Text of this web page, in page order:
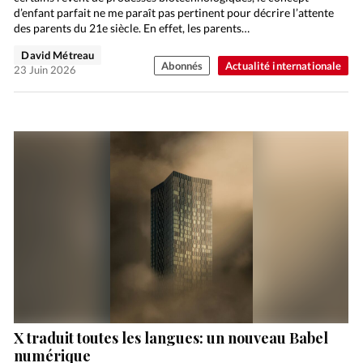
Actualité internationale
d’enfant parfait ne me paraît pas pertinent pour décrire l’attente
des parents du 21e siècle. En effet, les parents…
David Métreau
23 Juin 2026
Abonnés
X traduit toutes les langues: un nouveau Babel
numérique